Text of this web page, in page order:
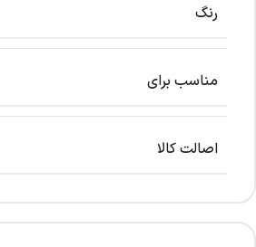
رنگ
مناسب برای
اصالت کالا